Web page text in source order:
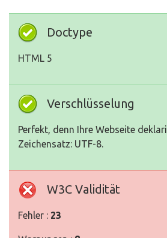
Doctype
HTML 5
Verschlüsselung
Perfekt, denn Ihre Webseite
Zeichensatz: UTF-8.
W3C Validität
Fehler : 23